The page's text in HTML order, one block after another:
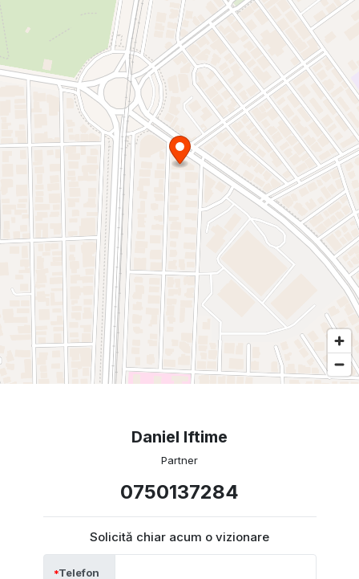
Daniel Iftime
Partner
0750137284
Solicită chiar acum o vizionare
Telefon